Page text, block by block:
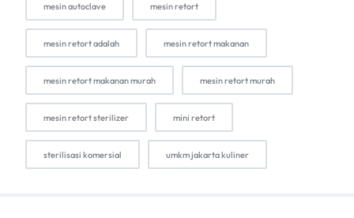
mesin autoclave mesin retort
mesin retort adalah mesin retort makanan
mesin retort makanan murah mesin retort murah
mesin retort sterilizer mini retort
sterilisasi komersial umkm jakarta kuliner